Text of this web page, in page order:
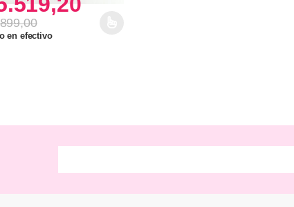
opciones se pueden elegir en la página de producto
en efectivo
producto tiene múltiples variantes. Las opciones se pueden